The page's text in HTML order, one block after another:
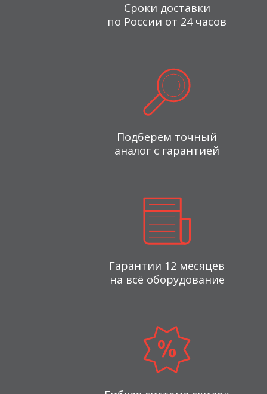
Сроки доставки
по России от 24 часов
Подберем точный
аналог с гарантией
Гарантии 12 месяцев
на всё оборудование